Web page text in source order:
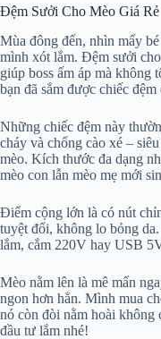
Đệm Sưởi Cho Mèo Giá Rẻ
Mùa đông đến, nhìn mấy
mình xót lắm. Đệm sưởi
giúp boss ấm áp mà không
bạn đã sắm được chiếc
Những chiếc đệm này
cháy và chống cào xé –
mèo. Kích thước đa dạng
mèo con lẫn mèo mẹ mới
Điểm cộng lớn là có nút
tuyệt đối, không lo bỏng
lắm, cắm 220V hay USB
Mèo nằm lên là mê mẩn
ngon hơn hẳn. Mình mua
nó còn đòi nằm hoài không
đầu tư lắm nhé!